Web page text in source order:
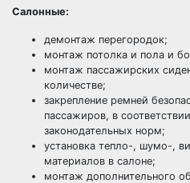
Салонные:
демонтаж перегородок;
монтаж потолка и пола и
монтаж пассажирских
количестве;
закрепление ремней
пассажиров, в
законодательных норм;
установка тепло-, шумо-,
материалов в салоне;
монтаж дополнительного